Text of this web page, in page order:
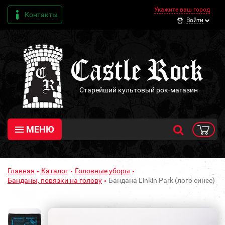
Контакты
Укажите ваш город
Войти
Старейший культовый рок-магазин
МЕНЮ
Главная Каталог
Головные уборы
Банданы, повязки на голову
Бандана Linkin Park (лого синее)